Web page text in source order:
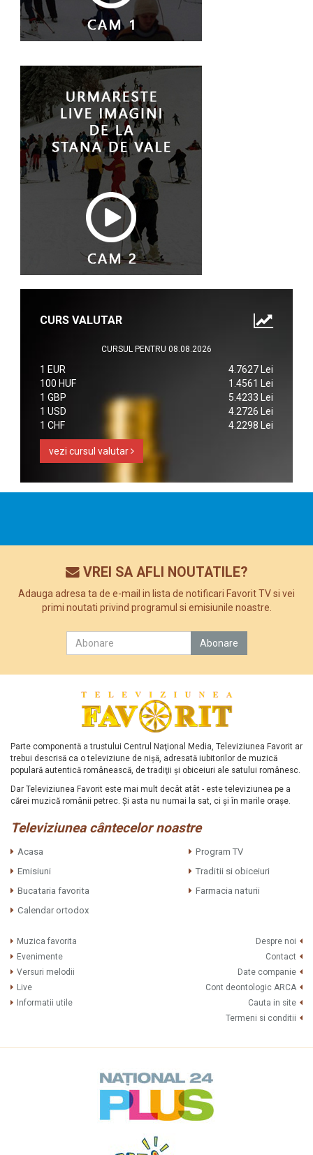
CURS VALUTAR
CURSUL PENTRU 08.08.2026
1 EUR
4.7627 Lei
100 HUF
1.4561 Lei
1 GBP
5.4233 Lei
1 USD
4.2726 Lei
1 CHF
4.2298 Lei
vezi cursul valutar
VREI SA AFLI NOUTATILE?
Adauga adresa ta de e-mail in lista de notificari Favorit TV si vei
primi noutati privind programul si emisiunile noastre.
Parte componentă a trustului Centrul Naţional Media, Televiziunea Favorit ar
trebui descrisă ca o televiziune de nişă, adresată iubitorilor de muzică
populară autentică românească, de tradiţii şi obiceiuri ale satului românesc.
Dar Televiziunea Favorit este mai mult decât atât - este televiziunea pe a
cărei muzică românii petrec. Şi asta nu numai la sat, ci şi în marile oraşe.
Televiziunea cântecelor noastre
Acasa
Program TV
Emisiuni
Traditii si obiceiuri
Bucataria favorita
Farmacia naturii
Calendar ortodox
Muzica favorita
Evenimente
Versuri melodii
Live
Informatii utile
Despre noi
Contact
Date companie
Cont deontologic ARCA
Cauta in site
Termeni si conditii